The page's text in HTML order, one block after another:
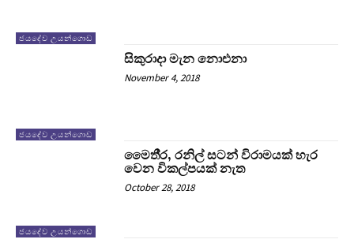
ජයදේව උයන්ගොඩ
ජයදේව උයන්ගොඩ
සිකුරාදා මැන නොඑනා
November 4, 2018
ජයදේව උයන්ගොඩ
මෛතී‍්‍ර, රනිල් සටන් විරාමයක් හැර
වෙන විකල්පයක් නැත
October 28, 2018